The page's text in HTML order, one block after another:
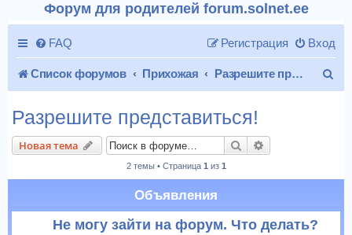
Форум для родителей forum.solnet.ee
FAQ Вход
Регистрация
Список форумов Прихожая Разрешите представиться!
к
Разрешите представиться!
Новая тема Поиск
2 темы • Страница 1 из 1
Объявления
Не могу зайти на форум. Что делать?